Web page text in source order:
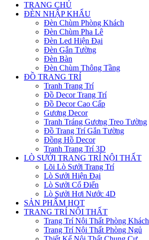
TRANG CHỦ
ĐÈN NHẬP KHẨU
Đèn Chùm Phòng Khách
Đèn Chùm Pha Lê
Đèn Led Hiện Đại
Đèn Gắn Tường
Đèn Bàn
Đèn Chùm Thông Tầng
ĐỒ TRANG TRÍ
Tranh Trang Trí
Đồ Decor Trang Trí
Đồ Decor Cao Cấp
Gương Decor
Tranh Tráng Gương Treo Tường
Đồ Trang Trí Gắn Tường
Đồng Hồ Decor
Tranh Trang Trí 3D
LÒ SƯỞI TRANG TRÍ NỘI THẤT
Lõi Lò Sưởi Trang Trí
Lò Sưởi Hiện Đại
Lò Sưởi Cổ Điển
Lò Sưởi Hơi Nước 4D
SẢN PHẨM HOT
TRANG TRÍ NỘI THẤT
Trang Trí Nội Thất Phòng Khách
Trang Trí Nội Thất Phòng Ngủ